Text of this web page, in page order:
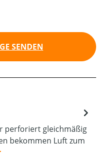
SENDEN
perforiert gleichmäßig
bekommen Luft zum